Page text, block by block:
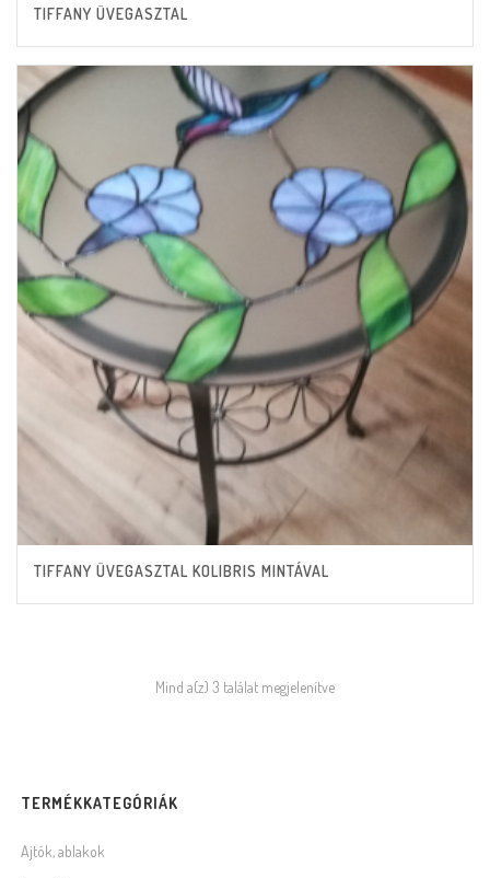
TIFFANY ÜVEGASZTAL
TIFFANY ÜVEGASZTAL KOLIBRIS MINTÁVAL
Mind a(z) 3 találat megjelenítve
TERMÉKKATEGÓRIÁK
Ajtók, ablakok